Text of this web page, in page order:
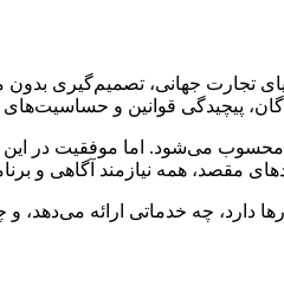
تجارت جهانی، تصمیم‌گیری
پیچیدگی قوانین و
محسوب می‌شود. اما موفقیت در
مقصد، همه نیازمند آگاهی و
چه خدماتی ارائه می‌دهد، و